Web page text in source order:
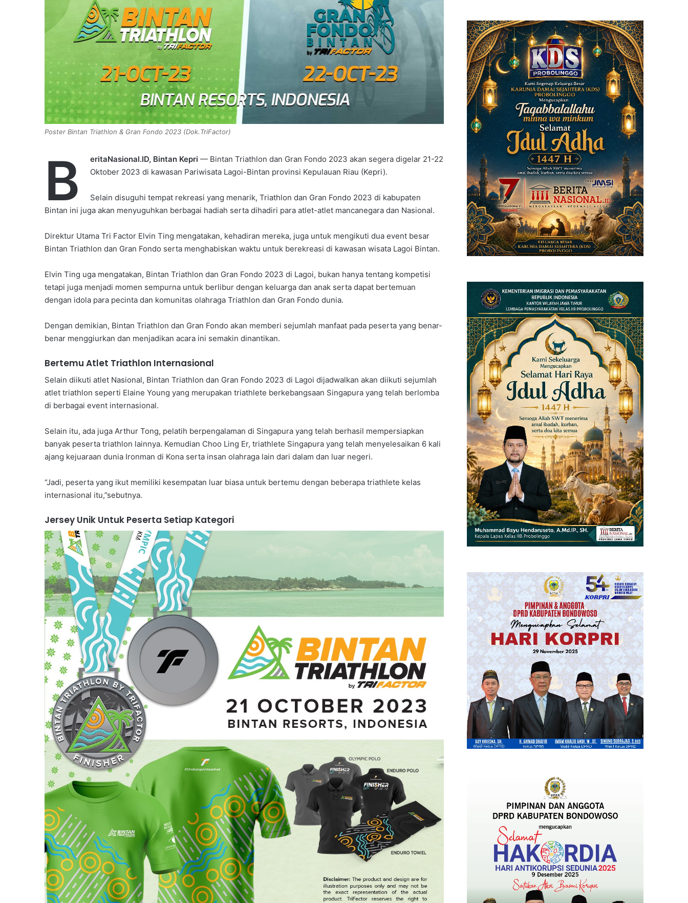
l
Poster Bintan Triathlon & Gran Fondo 2023 (Dok.TriFactor)
B eritaNasional.ID, Bintan Kepri — Bintan Triathlon dan Gran Fondo 2023 akan segera digelar 21-22
Oktober 2023 di kawasan Pariwisata Lagoi-Bintan provinsi Kepulauan Riau (Kepri).
Selain disuguhi tempat rekreasi yang menarik, Triathlon dan Gran Fondo 2023 di kabupaten
Bintan ini juga akan menyuguhkan berbagai hadiah serta dihadiri para atlet-atlet mancanegara dan Nasional.
Direktur Utama Tri Factor Elvin Ting mengatakan, kehadiran mereka, juga untuk mengikuti dua event besar
Bintan Triathlon dan Gran Fondo serta menghabiskan waktu untuk berekreasi di kawasan wisata Lagoi Bintan.
Elvin Ting uga mengatakan, Bintan Triathlon dan Gran Fondo 2023 di Lagoi, bukan hanya tentang kompetisi
tetapi juga menjadi momen sempurna untuk berlibur dengan keluarga dan anak serta dapat bertemuan
dengan idola para pecinta dan komunitas olahraga Triathlon dan Gran Fondo dunia.
Dengan demikian, Bintan Triathlon dan Gran Fondo akan memberi sejumlah manfaat pada peserta yang benar-
benar menggiurkan dan menjadikan acara ini semakin dinantikan.
Bertemu Atlet Triathlon Internasional
Selain diikuti atlet Nasional, Bintan Triathlon dan Gran Fondo 2023 di Lagoi dijadwalkan akan diikuti sejumlah
atlet triathlon seperti Elaine Young yang merupakan triathlete berkebangsaan Singapura yang telah berlomba
di berbagai event internasional.
Selain itu, ada juga Arthur Tong, pelatih berpengalaman di Singapura yang telah berhasil mempersiapkan
banyak peserta triathlon lainnya. Kemudian Choo Ling Er, triathlete Singapura yang telah menyelesaikan 6 kali
ajang kejuaraan dunia Ironman di Kona serta insan olahraga lain dari dalam dan luar negeri.
“Jadi, peserta yang ikut memiliki kesempatan luar biasa untuk bertemu dengan beberapa triathlete kelas
internasional itu,”sebutnya.
Jersey Unik Untuk Peserta Setiap Kategori